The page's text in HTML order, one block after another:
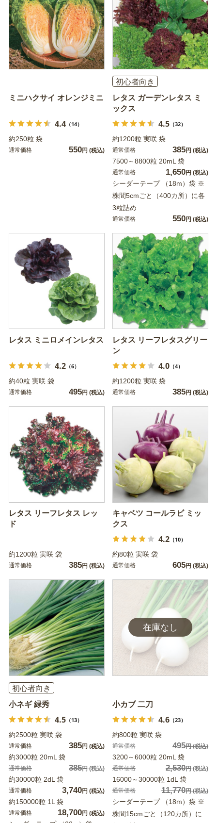
ミニハクサイ オレンジミニ
4.4（14）
約250粒 袋
通常価格 550円 (税込)
初心者向き
レタス ガーデンレタス ミ
ックス
4.5（32）
約1200粒 実咲 袋
通常価格 385円 (税込)
7500～8800粒 20mL 袋
通常価格 1,650円 (税込)
シーダーテープ （18m）袋 ※
株間5cmごと（400カ所）に各
3粒詰め
通常価格 550円 (税込)
レタス ミニロメインレタス
4.2（6）
約40粒 実咲 袋
通常価格 495円 (税込)
レタス リーフレタスグリー
ン
4.0（4）
約1200粒 実咲 袋
通常価格 385円 (税込)
レタス リーフレタス レッ
ド
約1200粒 実咲 袋
通常価格 385円 (税込)
キャベツ コールラビ ミッ
クス
4.2（10）
約80粒 実咲 袋
通常価格 605円 (税込)
初心者向き
小ネギ 緑秀
4.5（13）
約2500粒 実咲 袋
通常価格 385円 (税込)
約3000粒 20mL 袋
通常価格 385円(税込)
約30000粒 2dL 袋
通常価格 3,740円 (税込)
約150000粒 1L 袋
通常価格 18,700円 (税込)
小カブ 二刀
4.6（23）
約800粒 実咲 袋
通常価格 495円(税込)
3200～6000粒 20mL 袋
通常価格 2,530円(税込)
16000～30000粒 1dL 袋
通常価格 11,770円(税込)
シーダーテープ （18m）袋 ※
株間15cmごと（120カ所）に